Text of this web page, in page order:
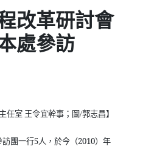
改革研討會
處參訪
主任室 王令宜幹事；圖/郭志昌】
訪團一行5人，於今（2010）年